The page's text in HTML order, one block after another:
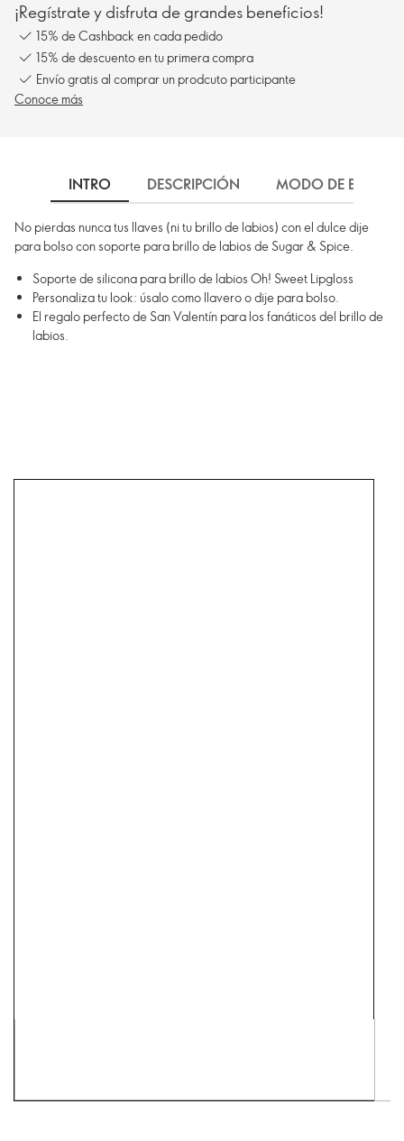
¡Regístrate y disfruta de grandes beneficios!
15% de Cashback en cada pedido
15% de descuento en tu primera compra
Envío gratis al comprar un prodcuto participante
Conoce más
INTRO DESCRIPCIÓN MODO DE EMPLEO
No pierdas nunca tus llaves (ni tu brillo de labios) con el dulce dije
para bolso con soporte para brillo de labios de Sugar & Spice.
Soporte de silicona para brillo de labios Oh! Sweet Lipgloss
Personaliza tu look: úsalo como llavero o dije para bolso.
El regalo perfecto de San Valentín para los fanáticos del brillo de
labios.